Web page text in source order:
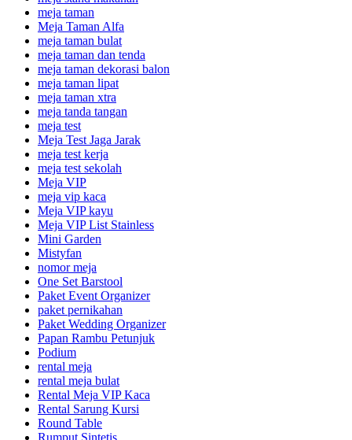
meja taman
Meja Taman Alfa
meja taman bulat
meja taman dan tenda
meja taman dekorasi balon
meja taman lipat
meja taman xtra
meja tanda tangan
meja test
Meja Test Jaga Jarak
meja test kerja
meja test sekolah
Meja VIP
meja vip kaca
Meja VIP kayu
Meja VIP List Stainless
Mini Garden
Mistyfan
nomor meja
One Set Barstool
Paket Event Organizer
paket pernikahan
Paket Wedding Organizer
Papan Rambu Petunjuk
Podium
rental meja
rental meja bulat
Rental Meja VIP Kaca
Rental Sarung Kursi
Round Table